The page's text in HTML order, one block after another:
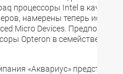
процессоры Intel в
намерены теперь
Micro Devices.
Opteron в семействе
«Аквариус»